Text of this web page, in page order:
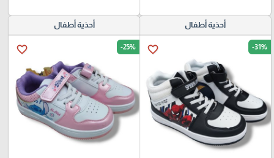
أحذية أطفال
favorite_border -31%
أحذية أطفال
favorite_border -25%